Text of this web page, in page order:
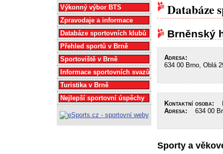
Databáze
Brněnský
Adresa:
634 00 Brno, Oblá
Kontaktní osoba:
Adresa: 634 00
Sporty a
Výkonný výbor BTS
Zpravodaje a informace
Databáze sportovních klubů
Přehled sportů v Brně
Sportoviště v Brně
Informace sportovních svazů
Turistika v Brně
Nejlepší sportovní úspěchy